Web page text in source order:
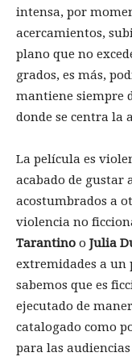
intensa, por
acercamientos,
plano que no
grados, es más,
mantiene siempre
donde se centra la
La película es
acabado de gustar
acostumbrados a
violencia no
Tarantino o Julia
extremidades a un
sabemos que es
ejecutado de
catalogado como
para las